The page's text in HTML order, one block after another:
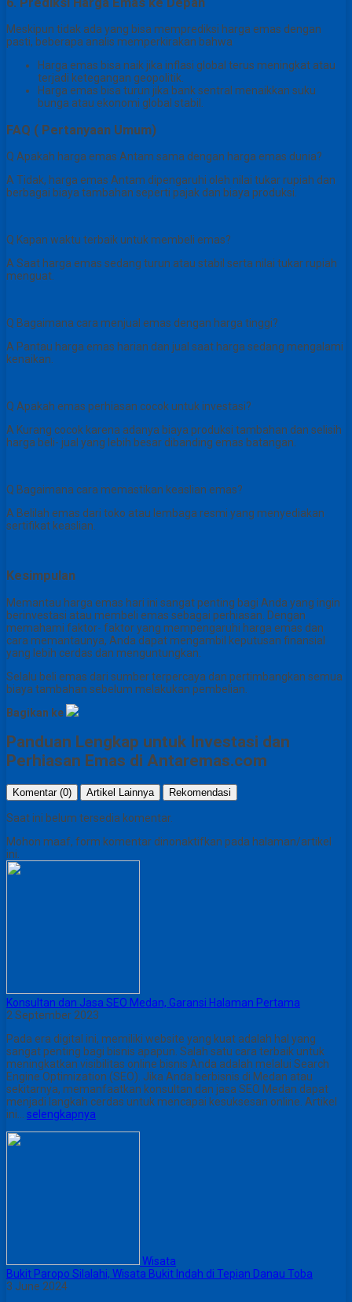
Meskipun tidak ada yang bisa memprediksi harga emas dengan
pasti, beberapa analis memperkirakan bahwa
Harga emas bisa naik jika inflasi global terus meningkat atau
terjadi ketegangan geopolitik.
Harga emas bisa turun jika bank sentral menaikkan suku
bunga atau ekonomi global stabil.
FAQ ( Pertanyaan Umum)
Q Apakah harga emas Antam sama dengan harga emas dunia?
A Tidak, harga emas Antam dipengaruhi oleh nilai tukar rupiah dan
berbagai biaya tambahan seperti pajak dan biaya produksi.
Q Kapan waktu terbaik untuk membeli emas?
A Saat harga emas sedang turun atau stabil serta nilai tukar rupiah
menguat.
Q Bagaimana cara menjual emas dengan harga tinggi?
A Pantau harga emas harian dan jual saat harga sedang mengalami
kenaikan.
Q Apakah emas perhiasan cocok untuk investasi?
A Kurang cocok karena adanya biaya produksi tambahan dan selisih
harga beli- jual yang lebih besar dibanding emas batangan.
Q Bagaimana cara memastikan keaslian emas?
A Belilah emas dari toko atau lembaga resmi yang menyediakan
sertifikat keaslian.
Kesimpulan
Memantau harga emas hari ini sangat penting bagi Anda yang ingin
berinvestasi atau membeli emas sebagai perhiasan. Dengan
memahami faktor- faktor yang mempengaruhi harga emas dan
cara memantaunya, Anda dapat mengambil keputusan finansial
yang lebih cerdas dan menguntungkan.
Selalu beli emas dari sumber terpercaya dan pertimbangkan semua
biaya tambahan sebelum melakukan pembelian.
Bagikan ke
Panduan Lengkap untuk Investasi dan
Perhiasan Emas di Antaremas.com
Komentar (0) Artikel Lainnya Rekomendasi
Saat ini belum tersedia komentar.
Mohon maaf, form komentar dinonaktifkan pada halaman/artikel
ini.
Konsultan dan Jasa SEO Medan, Garansi Halaman Pertama
2 September 2023
Pada era digital ini, memiliki website yang kuat adalah hal yang
sangat penting bagi bisnis apapun. Salah satu cara terbaik untuk
meningkatkan visibilitas online bisnis Anda adalah melalui Search
Engine Optimization (SEO). Jika Anda berbisnis di Medan atau
sekitarnya, memanfaatkan konsultan dan jasa SEO Medan dapat
menjadi langkah cerdas untuk mencapai kesuksesan online. Artikel
ini… selengkapnya
Wisata
Bukit Paropo Silalahi, Wisata Bukit Indah di Tepian Danau Toba
3 June 2024